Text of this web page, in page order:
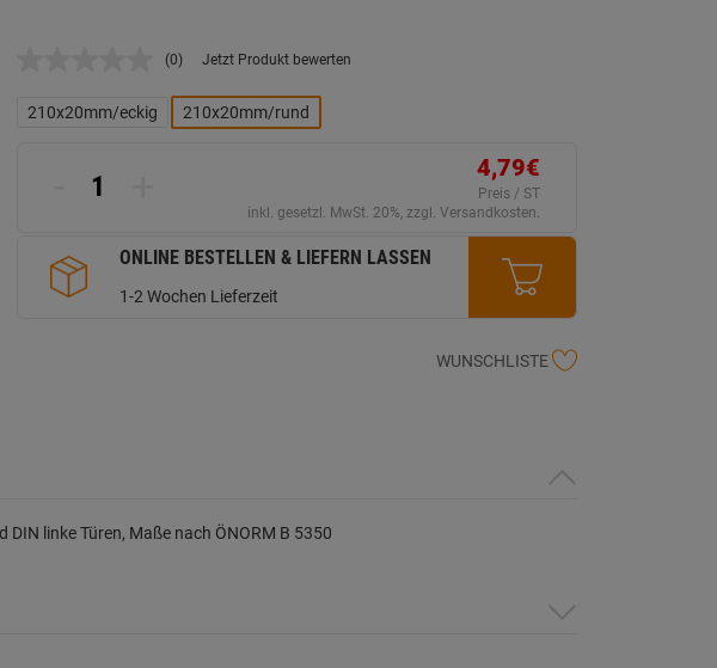
Kein
Link
auf
(0) Jetzt Produkt bewerten
210x20mm/eckig 210x20mm/rund
4,79€
Preis / ST
inkl. gesetzl. MwSt. 20%, zzgl. Versandkosten.
ONLINE BESTELLEN & LIEFERN LASSEN
1-2 Wochen Lieferzeit
WUNSCHLISTE
linke Türen, Maße nach ÖNORM B 5350